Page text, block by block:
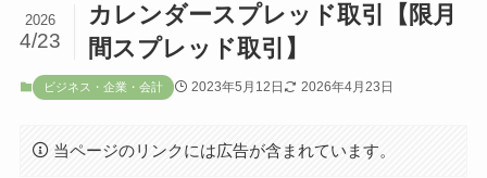
カレンダースプレッド取引【限月
間スプレッド取引】
2026
4/23
ビジネス・企業・会計 2023年5月12日 2026年4月23日
当ページのリンクには広告が含まれています。